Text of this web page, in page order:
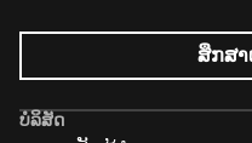
ສຶກສາ
ບໍລິສັດ